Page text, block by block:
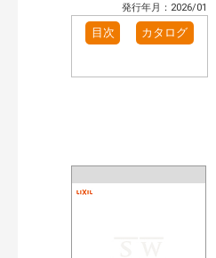
発行年月：2026/01
目次 カタログ